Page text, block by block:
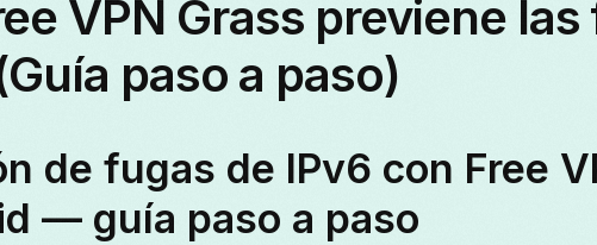
VPN Grass previene
paso a paso)
de fugas de IPv6 con Free
— guía paso a paso